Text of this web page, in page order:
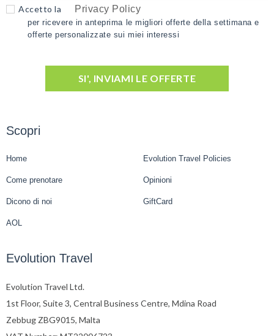
Policy
(Rispettiamo
la tua
Accetto la Privacy Policy
per ricevere in anteprima le migliori offerte della settimana e
offerte personalizzate sui miei interessi
SI', INVIAMI LE OFFERTE
Scopri
Home Evolution Travel Policies
Come prenotare Opinioni
Dicono di noi GiftCard
AOL
Evolution Travel
Evolution Travel Ltd.
1st Floor, Suite 3, Central Business Centre, Mdina Road
Zebbug ZBG9015, Malta